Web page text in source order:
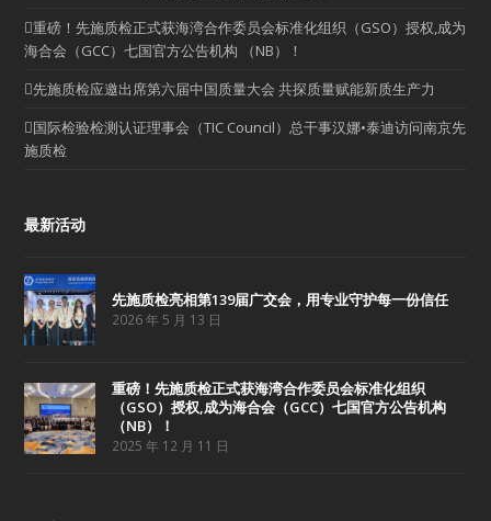
重磅！先施质检正式获海湾合作委员会标准化组织（GSO）授权,成为
海合会（GCC）七国官方公告机构 （NB）！
先施质检应邀出席第六届中国质量大会 共探质量赋能新质生产力
国际检验检测认证理事会（TIC Council）总干事汉娜•泰迪访问南京先
施质检
最新活动
先施质检亮相第139届广交会，用专业守护每一份信任
2026 年 5 月 13 日
重磅！先施质检正式获海湾合作委员会标准化组织
（GSO）授权,成为海合会（GCC）七国官方公告机构
（NB）！
2025 年 12 月 11 日